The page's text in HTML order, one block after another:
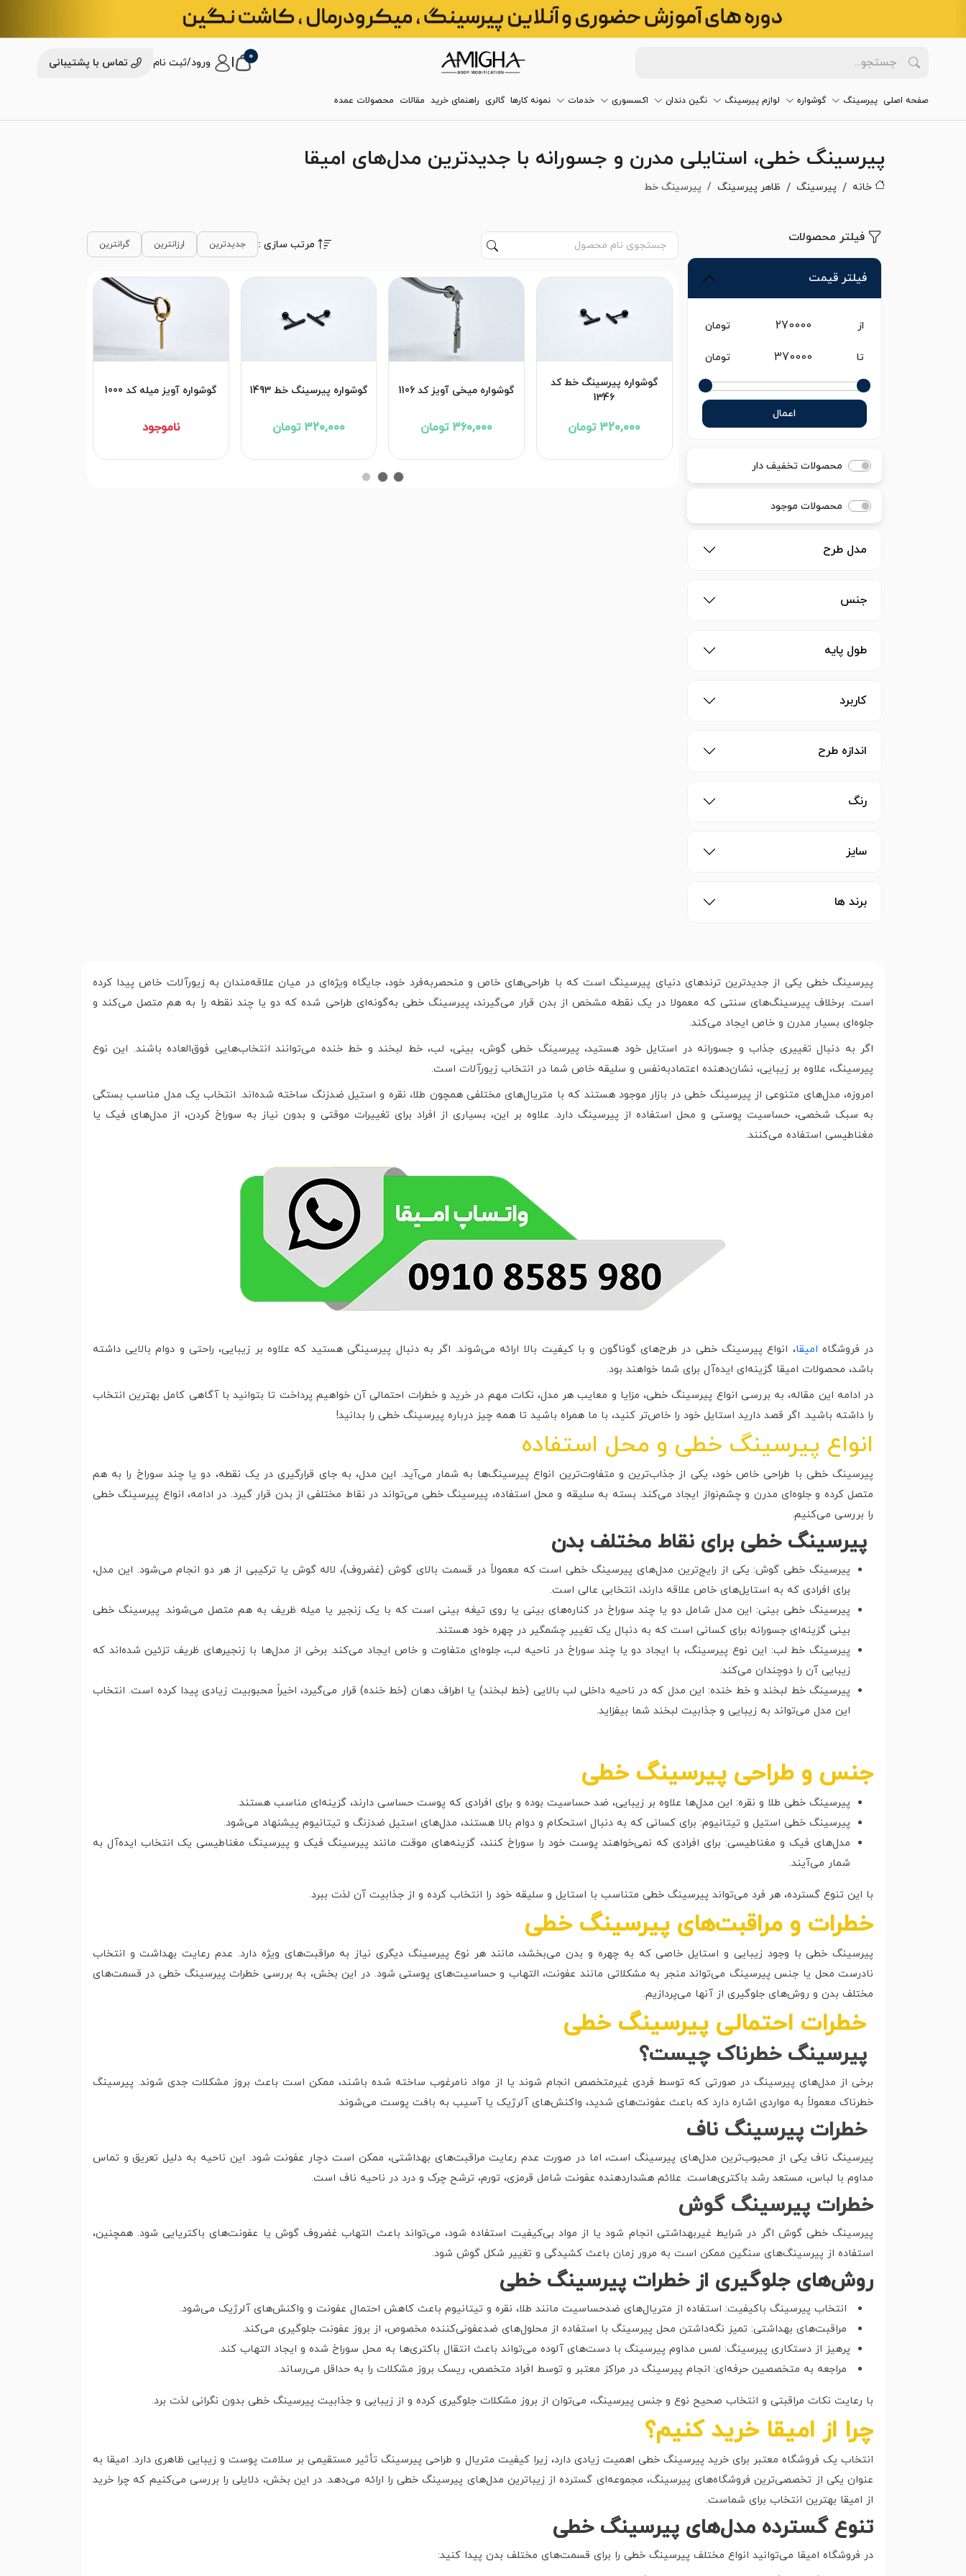
0 ورود/ثبت نام تماس با پشتیبانی
صفحه اصلی پیرسینگ گوشواره لوازم پیرسینگ نگین دندان اکسسوری خدمات نمونه کارها گالری راهنمای خرید مقالات محصولات عمده
پیرسینگ خطی، استایلی مدرن و جسورانه با جدیدترین مدل‌های امیقا
خانه پیرسینگ ظاهر پیرسینگ پیرسینگ خط
فیلتر محصولات
فیلتر قیمت
از تومان
تا تومان
اعمال
محصولات تخفیف دار
محصولات موجود
مدل طرح
جنس
طول پایه
کاربرد
اندازه طرح
رنگ
سایز
برند ها
مرتب سازی : جدیدترین ارزانترین گرانترین
گوشواره پیرسینگ خط کد
1346
320,000 تومان
گوشواره میخی آویز کد 1106
360,000 تومان
گوشواره پیرسینگ خط 1493
320,000 تومان
گوشواره آویز میله کد 1000
ناموجود
پیرسینگ خطی یکی از جدیدترین ترندهای دنیای پیرسینگ است که با طراحی‌های خاص و منحصر‌به‌فرد خود، جایگاه ویژه‌ای در میان علاقه‌مندان به زیورآلات خاص پیدا کرده
است. برخلاف پیرسینگ‌های سنتی که معمولا در یک نقطه مشخص از بدن قرار می‌گیرند، پیرسینگ خطی به‌گونه‌ای طراحی شده که دو یا چند نقطه را به هم متصل می‌کند و
جلوه‌ای بسیار مدرن و خاص ایجاد می‌کند.
اگر به دنبال تغییری جذاب و جسورانه در استایل خود هستید، پیرسینگ خطی گوش، بینی، لب، خط لبخند و خط خنده می‌توانند انتخاب‌هایی فوق‌العاده باشند. این نوع
پیرسینگ، علاوه بر زیبایی، نشان‌دهنده اعتمادبه‌نفس و سلیقه خاص شما در انتخاب زیورآلات است.
امروزه، مدل‌های متنوعی از پیرسینگ خطی در بازار موجود هستند که با متریال‌های مختلفی همچون طلا، نقره و استیل ضدزنگ ساخته شده‌اند. انتخاب یک مدل مناسب بستگی
به سبک شخصی، حساسیت پوستی و محل استفاده از پیرسینگ دارد. علاوه بر این، بسیاری از افراد برای تغییرات موقتی و بدون نیاز به سوراخ کردن، از مدل‌های فیک یا
مغناطیسی استفاده می‌کنند.
در فروشگاه امیقا، انواع پیرسینگ خطی در طرح‌های گوناگون و با کیفیت بالا ارائه می‌شوند. اگر به دنبال پیرسینگی هستید که علاوه بر زیبایی، راحتی و دوام بالایی داشته
باشد، محصولات امیقا گزینه‌ای ایده‌آل برای شما خواهند بود.
در ادامه این مقاله، به بررسی انواع پیرسینگ خطی، مزایا و معایب هر مدل، نکات مهم در خرید و خطرات احتمالی آن خواهیم پرداخت تا بتوانید با آگاهی کامل بهترین انتخاب
را داشته باشید. اگر قصد دارید استایل خود را خاص‌تر کنید، با ما همراه باشید تا همه چیز درباره پیرسینگ خطی را بدانید!
انواع پیرسینگ خطی و محل استفاده
پیرسینگ خطی با طراحی خاص خود، یکی از جذاب‌ترین و متفاوت‌ترین انواع پیرسینگ‌ها به شمار می‌آید. این مدل، به جای قرارگیری در یک نقطه، دو یا چند سوراخ را به هم
متصل کرده و جلوه‌ای مدرن و چشم‌نواز ایجاد می‌کند. بسته به سلیقه و محل استفاده، پیرسینگ خطی می‌تواند در نقاط مختلفی از بدن قرار گیرد. در ادامه، انواع پیرسینگ خطی
را بررسی می‌کنیم.
پیرسینگ خطی برای نقاط مختلف بدن
پیرسینگ خطی گوش: یکی از رایج‌ترین مدل‌های پیرسینگ خطی است که معمولاً در قسمت بالای گوش (غضروف)، لاله گوش یا ترکیبی از هر دو انجام می‌شود. این مدل،
برای افرادی که به استایل‌های خاص علاقه دارند، انتخابی عالی است.
پیرسینگ خطی بینی: این مدل شامل دو یا چند سوراخ در کناره‌های بینی یا روی تیغه بینی است که با یک زنجیر یا میله ظریف به هم متصل می‌شوند. پیرسینگ خطی
بینی گزینه‌ای جسورانه برای کسانی است که به دنبال یک تغییر چشمگیر در چهره خود هستند.
پیرسینگ خط لب: این نوع پیرسینگ، با ایجاد دو یا چند سوراخ در ناحیه لب، جلوه‌ای متفاوت و خاص ایجاد می‌کند. برخی از مدل‌ها با زنجیرهای ظریف تزئین شده‌اند که
زیبایی آن را دوچندان می‌کند.
پیرسینگ خط لبخند و خط خنده: این مدل که در ناحیه داخلی لب بالایی (خط لبخند) یا اطراف دهان (خط خنده) قرار می‌گیرد، اخیراً محبوبیت زیادی پیدا کرده است. انتخاب
این مدل می‌تواند به زیبایی و جذابیت لبخند شما بیفزاید.
جنس و طراحی پیرسینگ خطی
پیرسینگ خطی طلا و نقره: این مدل‌ها علاوه بر زیبایی، ضد حساسیت بوده و برای افرادی که پوست حساسی دارند، گزینه‌ای مناسب هستند.
پیرسینگ خطی استیل و تیتانیوم: برای کسانی که به دنبال استحکام و دوام بالا هستند، مدل‌های استیل ضدزنگ و تیتانیوم پیشنهاد می‌شود.
مدل‌های فیک و مغناطیسی: برای افرادی که نمی‌خواهند پوست خود را سوراخ کنند، گزینه‌های موقت مانند پیرسینگ فیک و پیرسینگ مغناطیسی یک انتخاب ایده‌آل به
شمار می‌آیند.
با این تنوع گسترده، هر فرد می‌تواند پیرسینگ خطی متناسب با استایل و سلیقه خود را انتخاب کرده و از جذابیت آن لذت ببرد.
خطرات و مراقبت‌های پیرسینگ خطی
پیرسینگ خطی با وجود زیبایی و استایل خاصی که به چهره و بدن می‌بخشد، مانند هر نوع پیرسینگ دیگری نیاز به مراقبت‌های ویژه دارد. عدم رعایت بهداشت و انتخاب
نادرست محل یا جنس پیرسینگ می‌تواند منجر به مشکلاتی مانند عفونت، التهاب و حساسیت‌های پوستی شود. در این بخش، به بررسی خطرات پیرسینگ خطی در قسمت‌های
مختلف بدن و روش‌های جلوگیری از آنها می‌پردازیم.
خطرات احتمالی پیرسینگ خطی
پیرسینگ خطرناک چیست؟
برخی از مدل‌های پیرسینگ در صورتی که توسط فردی غیرمتخصص انجام شوند یا از مواد نامرغوب ساخته شده باشند، ممکن است باعث بروز مشکلات جدی شوند. پیرسینگ
خطرناک معمولاً به مواردی اشاره دارد که باعث عفونت‌های شدید، واکنش‌های آلرژیک یا آسیب به بافت پوست می‌شوند.
خطرات پیرسینگ ناف
پیرسینگ ناف یکی از محبوب‌ترین مدل‌های پیرسینگ است، اما در صورت عدم رعایت مراقبت‌های بهداشتی، ممکن است دچار عفونت شود. این ناحیه به دلیل تعریق و تماس
مداوم با لباس، مستعد رشد باکتری‌هاست. علائم هشداردهنده عفونت شامل قرمزی، تورم، ترشح چرک و درد در ناحیه ناف است.
خطرات پیرسینگ گوش
پیرسینگ خطی گوش اگر در شرایط غیربهداشتی انجام شود یا از مواد بی‌کیفیت استفاده شود، می‌تواند باعث التهاب غضروف گوش یا عفونت‌های باکتریایی شود. همچنین،
استفاده از پیرسینگ‌های سنگین ممکن است به مرور زمان باعث کشیدگی و تغییر شکل گوش شود.
روش‌های جلوگیری از خطرات پیرسینگ خطی
انتخاب پیرسینگ باکیفیت: استفاده از متریال‌های ضدحساسیت مانند طلا، نقره و تیتانیوم باعث کاهش احتمال عفونت و واکنش‌های آلرژیک می‌شود.
مراقبت‌های بهداشتی: تمیز نگه‌داشتن محل پیرسینگ با استفاده از محلول‌های ضدعفونی‌کننده مخصوص، از بروز عفونت جلوگیری می‌کند.
پرهیز از دستکاری پیرسینگ: لمس مداوم پیرسینگ با دست‌های آلوده می‌تواند باعث انتقال باکتری‌ها به محل سوراخ شده و ایجاد التهاب کند.
مراجعه به متخصصین حرفه‌ای: انجام پیرسینگ در مراکز معتبر و توسط افراد متخصص، ریسک بروز مشکلات را به حداقل می‌رساند.
با رعایت نکات مراقبتی و انتخاب صحیح نوع و جنس پیرسینگ، می‌توان از بروز مشکلات جلوگیری کرده و از زیبایی و جذابیت پیرسینگ خطی بدون نگرانی لذت برد.
چرا از امیقا خرید کنیم؟
انتخاب یک فروشگاه معتبر برای خرید پیرسینگ خطی اهمیت زیادی دارد، زیرا کیفیت متریال و طراحی پیرسینگ تأثیر مستقیمی بر سلامت پوست و زیبایی ظاهری دارد. امیقا به
عنوان یکی از تخصصی‌ترین فروشگاه‌های پیرسینگ، مجموعه‌ای گسترده از زیباترین مدل‌های پیرسینگ خطی را ارائه می‌دهد. در این بخش، دلایلی را بررسی می‌کنیم که چرا خرید
از امیقا بهترین انتخاب برای شماست.
تنوع گسترده مدل‌های پیرسینگ خطی
در فروشگاه امیقا می‌توانید انواع مختلف پیرسینگ خطی را برای قسمت‌های مختلف بدن پیدا کنید: